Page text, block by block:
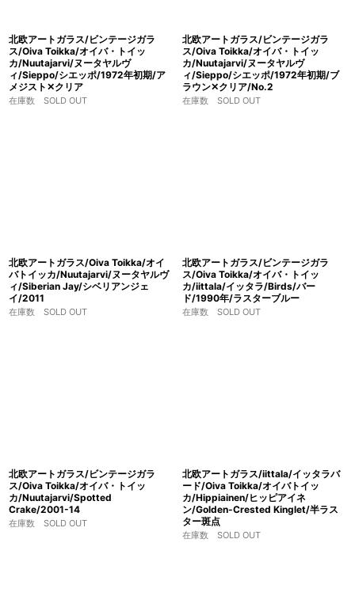
北欧アートガラス/ビンテージガラ
ス/Oiva Toikka/オイバ・トイッ
カ/Nuutajarvi/ヌータヤルヴ
ィ/Sieppo/シエッポ/1972年初期/ア
メジスト✕クリア
在庫数 SOLD OUT
北欧アートガラス/ビンテージガラ
ス/Oiva Toikka/オイバ・トイッ
カ/Nuutajarvi/ヌータヤルヴ
ィ/Sieppo/シエッポ/1972年初期/ブ
ラウン✕クリア/No.2
在庫数 SOLD OUT
北欧アートガラス/Oiva Toikka/オイ
バトイッカ/Nuutajarvi/ヌータヤルヴ
ィ/Siberian Jay/シベリアンジェ
イ/2011
在庫数 SOLD OUT
北欧アートガラス/ビンテージガラ
ス/Oiva Toikka/オイバ・トイッ
カ/iittala/イッタラ/Birds/バー
ド/1990年/ラスターブルー
在庫数 SOLD OUT
北欧アートガラス/ビンテージガラ
ス/Oiva Toikka/オイバ・トイッ
カ/Nuutajarvi/Spotted
Crake/2001-14
在庫数 SOLD OUT
北欧アートガラス/iittala/イッタラバ
ード/Oiva Toikka/オイバトイッ
カ/Hippiainen/ヒッピアイネ
ン/Golden-Crested Kinglet/半ラス
ター斑点
在庫数 SOLD OUT